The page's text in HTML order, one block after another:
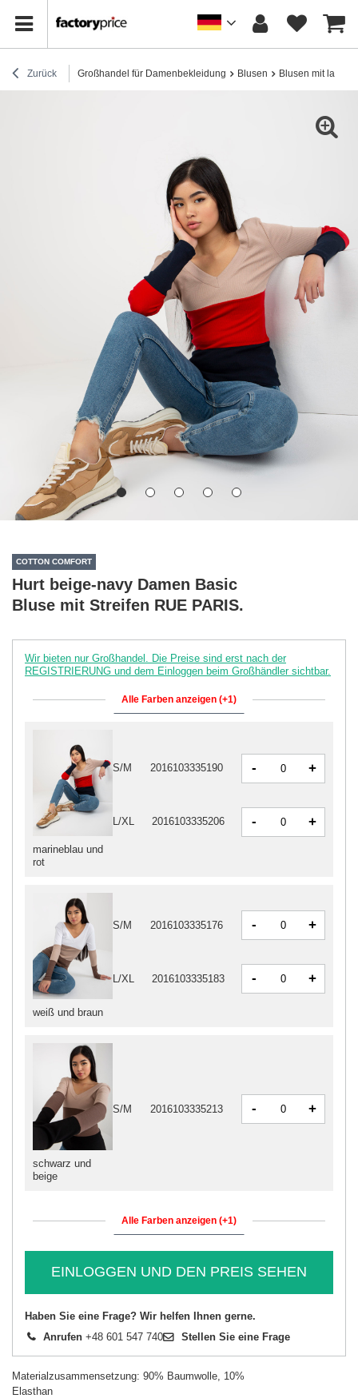
Zurück Großhandel für Damenbekleidung Blusen Blusen mit
COTTON COMFORT
Hurt beige-navy Damen Basic
Bluse mit Streifen RUE PARIS.
Wir bieten nur Großhandel. Die Preise sind erst nach der
REGISTRIERUNG und dem Einloggen beim Großhändler sichtbar.
Alle Farben anzeigen (+1)
weiß und braun
S/M 2016103335176 - +
L/XL 2016103335183 - +
marineblau und
rot
S/M 2016103335190 - +
L/XL 2016103335206 - +
schwarz und
beige
S/M 2016103335213 - +
Alle Farben anzeigen (+1)
EINLOGGEN UND DEN PREIS SEHEN
Haben Sie eine Frage? Wir helfen Ihnen gerne.
Anrufen +48 601 547 740 Stellen Sie eine Frage
Materialzusammensetzung: 90% Baumwolle, 10%
Elasthan